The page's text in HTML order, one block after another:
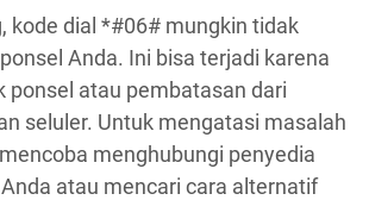
kode dial *#06# mungkin tidak
Anda. Ini bisa terjadi karena
ponsel atau pembatasan dari
seluler. Untuk mengatasi masalah
menghubungi penyedia
atau mencari cara alternatif